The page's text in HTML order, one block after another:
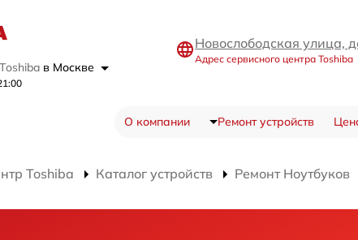
в Москве
Новослободская улица,
Адрес сервисного центра Toshiba
О компании Ремонт устройств
Toshiba Каталог устройств Ремонт Ноутбуков